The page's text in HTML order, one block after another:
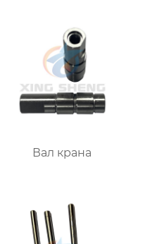
Вал крана